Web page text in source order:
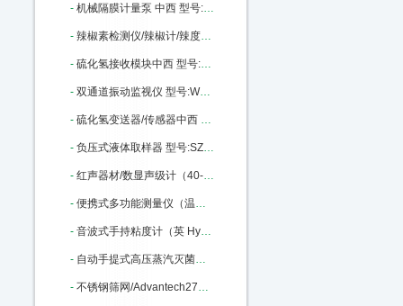
- 机械隔膜计量泵 中西 型号:YL01-GM0170PQ1MNN库号：M369823
- 辣椒素检测仪/辣椒计/辣度计中西 型号:KJ-5LJA库号：M375922
- 硫化氢接收模块中西 型号:A14-24库号：M405946
- 双通道振动监视仪 型号:WSJ-B2 库号：M405962
- 硫化氢变送器/传感器中西 型号:A11-24-0050-1-1库号：M405967
- 负压式液体取样器 型号:SZ23/56496库号：M56496
- 红声器材/数显声级计（40-130DB,2型）中西 型号:JH8-HS5633库号：M322317
- 便携式多功能测量仪（温度·转速·大气压力）中西 型号:KM06-VT 210库号：M342410
- 音波式手持粘度计（英 Hydramotion）中西 型号:BH51-VL7-100B-d21-TS库号：M343903
- 自动手提式高压蒸汽灭菌器/ 中西型号:HC15-YXQ-LS-18SI库号：M369476
- 不锈钢筛网/Advantech270目53um中西 型号:375956库号：M375956